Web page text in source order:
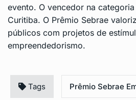
evento. O vencedor na
Curitiba. O Prêmio Sebrae
públicos com projetos de
empreendedorismo.
Tags Prêmio Sebrae